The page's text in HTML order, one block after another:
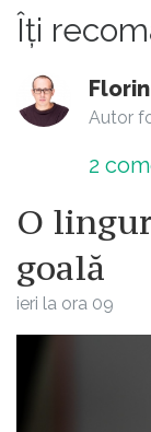
Îți
Autor
2
O
goală
ieri la ora 09